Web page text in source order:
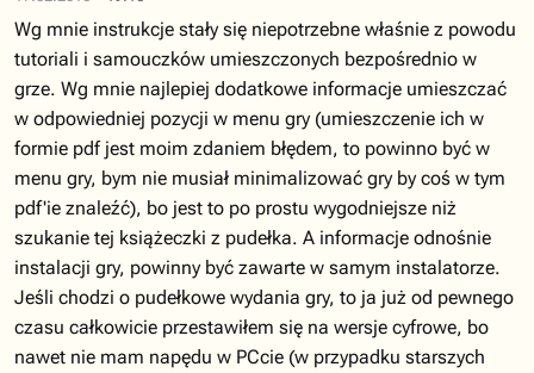
Wg mnie instrukcje stały się niepotrzebne właśnie z powodu
tutoriali i samouczków umieszczonych bezpośrednio w
grze. Wg mnie najlepiej dodatkowe informacje umieszczać
w odpowiedniej pozycji w menu gry (umieszczenie ich w
formie pdf jest moim zdaniem błędem, to powinno być w
menu gry, bym nie musiał minimalizować gry by coś w tym
pdf'ie znaleźć), bo jest to po prostu wygodniejsze niż
szukanie tej książeczki z pudełka. A informacje odnośnie
instalacji gry, powinny być zawarte w samym instalatorze.
Jeśli chodzi o pudełkowe wydania gry, to ja już od pewnego
czasu całkowicie przestawiłem się na wersje cyfrowe, bo
nawet nie mam napędu w PCcie (w przypadku starszych